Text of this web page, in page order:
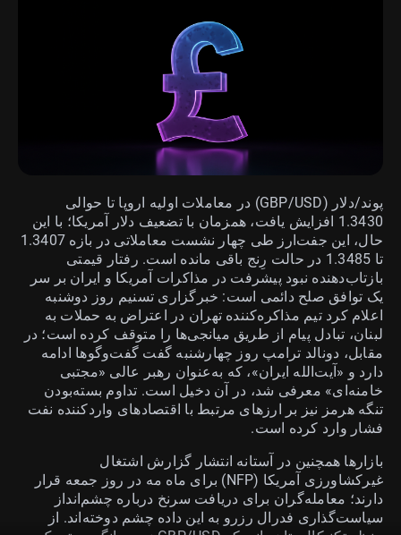
پوند/دلار (GBP/USD) در معاملات اولیه اروپا تا حوالی
1.3430 افزایش یافت، همزمان با تضعیف دلار آمریکا؛ با این
حال، این جفت‌ارز طی چهار نشست معاملاتی در بازه 1.3407
تا 1.3485 در حالت رِنج باقی مانده است. رفتار قیمتی
بازتاب‌دهنده نبود پیشرفت در مذاکرات آمریکا و ایران بر سر
یک توافق صلح دائمی است: خبرگزاری تسنیم روز دوشنبه
اعلام کرد تیم مذاکره‌کننده تهران در اعتراض به حملات به
لبنان، تبادل پیام از طریق میانجی‌ها را متوقف کرده است؛ در
مقابل، دونالد ترامپ روز چهارشنبه گفت گفت‌وگوها ادامه
دارد و «آیت‌الله ایران»، که به‌عنوان رهبر عالی «مجتبی
خامنه‌ای» معرفی شد، در آن دخیل است. تداوم بسته‌بودن
تنگه هرمز نیز بر ارزهای مرتبط با اقتصادهای واردکننده نفت
فشار وارد کرده است.
بازارها همچنین در آستانه انتشار گزارش اشتغال
غیرکشاورزی آمریکا (NFP) برای ماه مه در روز جمعه قرار
دارند؛ معامله‌گران برای دریافت سرنخ درباره چشم‌انداز
سیاست‌گذاری فدرال رزرو به این داده چشم دوخته‌اند. از